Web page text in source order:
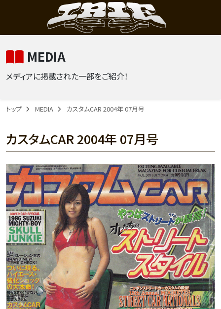
MEDIA
メディアに掲載された一部をご紹介！
トップ MEDIA カスタムCAR 2004年 07月号
カスタムCAR 2004年 07月号